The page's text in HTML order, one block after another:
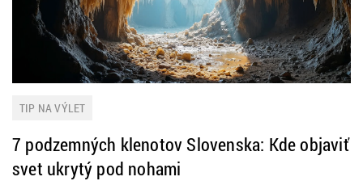
TIP NA VÝLET
7 podzemných klenotov Slovenska: Kde objaviť
svet ukrytý pod nohami